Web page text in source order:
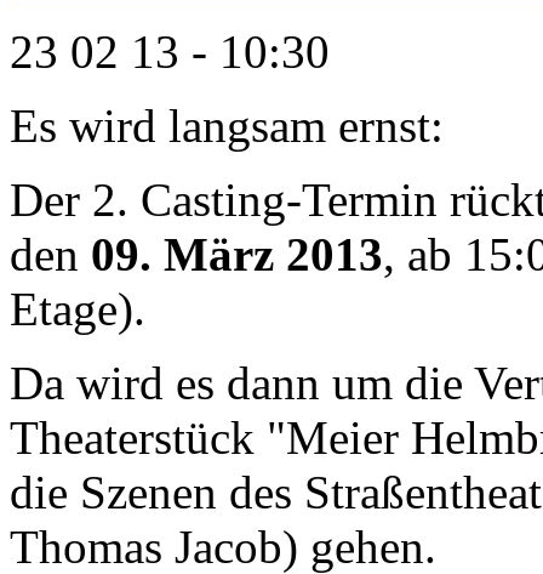
23 02 13 - 10:30
Es wird langsam ernst:
Der 2. Casting-Termin
den 09. März 2013, ab
Etage).
Da wird es dann um die
Theaterstück "Meier
die Szenen des
Thomas Jacob) gehen.